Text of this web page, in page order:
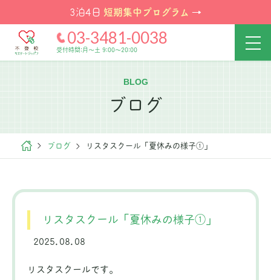
3泊4日 短期集中プログラム →
03-3481-0038
受付時間:月～土 9:00～20:00
BLOG
ブログ
ブログ リスタスクール「夏休みの様子①」
リスタスクール「夏休みの様子①」
2025.08.08
リスタスクールです。